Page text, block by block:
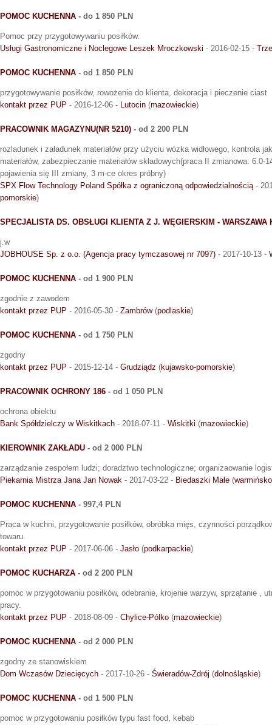
POMOC KUCHENNA - do 1 850 PLN
Pomoc przy przygotowywaniu posiłków.
Usługi Gastronomiczne i Noclegowe Leszek Mroczkowski - 2016-02-15 -
POMOC KUCHENNA - od 1 850 PLN
przygotowywanie posiłków, rowożenie do klienta, dekoracja i pieczenie ciast
kontakt przez PUP - 2016-12-06 - Lutocin (mazowieckie)
PRACOWNIK MAGAZYNU(NR 5210) - od 2 200 PLN
rozladunek i załadunek materiałów przy użyciu wózka widłowego, kontrola
materiałów, zabezpieczanie materiałów składowych(praca II zmianowa: 6.0-
pojawienia się III zmiany, 3 m-ce okres próbny)
SPX Flow Technology Poland Spółka z ograniczoną odpowiedzialnością-
pomorskie)
SPECJALISTA DS. OBSŁUGI KLIENTA Z J. WĘGIERSKIM - WARSZAWA
j.w
JOBHOUSE Sp. z o.o. (Agencja pracy tymczasowej nr 7097) - 2017-10-13 -
POMOC KUCHENNA - od 1 900 PLN
zgodnie z zawodem
kontakt przez PUP - 2016-05-30 - Zambrów(podlaskie)
POMOC KUCHENNA - od 1 750 PLN
zgodny
kontakt przez PUP - 2015-12-14 - Grudziądz (kujawsko-pomorskie)
PRACOWNIK OCHRONY 186 - od 1 050 PLN
ochrona obiektu
Bank Spółdzielczy w Wiskitkach - 2018-07-11 - Wiskitki (mazowieckie)
KIEROWNIK ZAKŁADU - od 2 000 PLN
zarządzanie zespołem ludzi; doradztwo technologiczne; organizaowanie
Piekarnia Mistrza Jana Jan Nowak - 2017-03-22 - Biedaszki Małe (
POMOC KUCHENNA - 997,4 PLN
Praca w kuchni, przygotowanie posiłków, obróbka mięs, czynności
towaru.
kontakt przez PUP - 2017-06-06 - Jasło (podkarpackie)
POMOC KUCHARZA - od 2 200 PLN
pomoc w przygotowaniu posiłków, odebranie, krojenie warzyw, sprzątanie ,
pracy.
kontakt przez PUP - 2018-08-09 - Chylice-Pólko (mazowieckie)
POMOC KUCHENNA - od 2 000 PLN
zgodny ze stanowiskiem
Dom Wczasów Dziecięcych - 2017-10-26 - Świeradów-Zdrój (dolnośląskie)
POMOC KUCHENNA - od 1 500 PLN
pomoc w przygotowaniu posiłków typu fast food, kebab